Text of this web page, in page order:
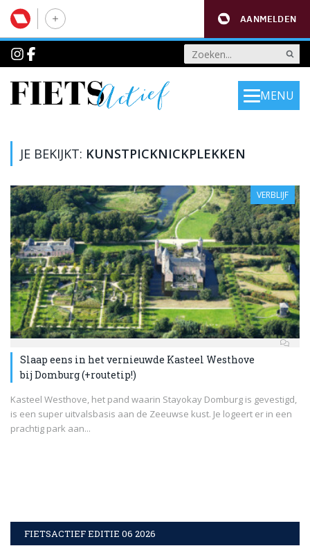
AANMELDEN
MENU
JE BEKIJKT: KUNSTPICKNICKPLEKKEN
VERBLIJF
Slaap eens in het vernieuwde Kasteel Westhove
bij Domburg (+routetip!)
Kasteel Westhove, het pand waarin Stayokay Domburg is gevestigd,
is een super uitvalsbasis aan de Zeeuwse kust. Je logeert er in een
prachtig park aan...
FIETSACTIEF EDITIE 06 2026